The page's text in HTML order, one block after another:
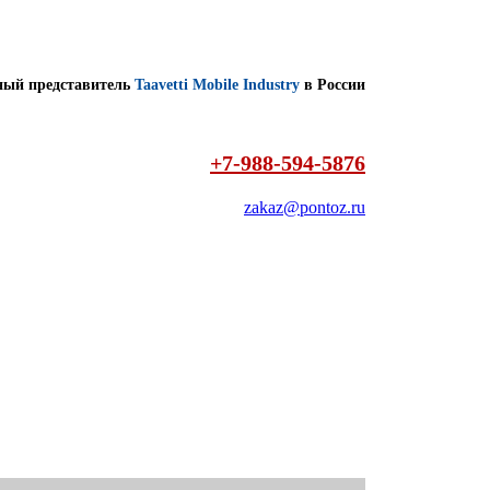
представитель Taavetti Mobile Industry в России
+7-988-594-5876
zakaz@pontoz.ru